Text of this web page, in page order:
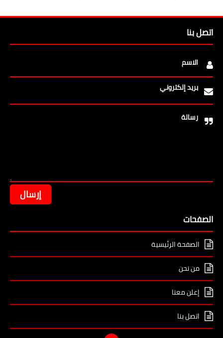
اتصل بنا
الاسم
بريد إلكتروني
رسالة
الصفحات
الصفحة الرئيسية
من نحن
إعلن معنا
اتصل بنا